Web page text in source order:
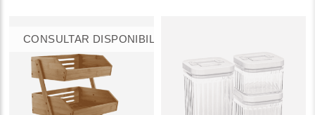
CONSULTAR DISPONIBILIDAD